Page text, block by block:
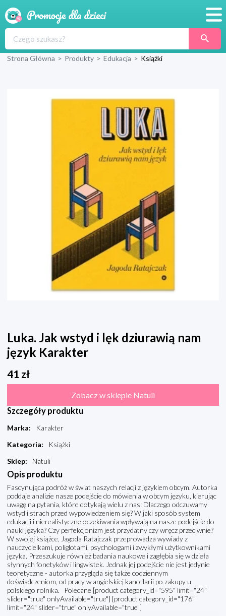
Produkty
Blog
Wyprawka
Strona Główna > Produkty > Edukacja > Książki
Luka. Jak wstyd i lęk dziurawią nam
język Karakter
41 zł
Zobacz w sklepie Natuli
Szczegóły produktu
Marka:
Karakter
Kategoria:
Książki
Sklep: Natuli
Opis produktu
Fascynująca podróż w świat naszych relacji z językiem obcym. Autorka
poddaje analizie nasze podejście do mówienia w obcym języku, kierując
uwagę na pytania, które dotykają wielu z nas: Dlaczego odczuwamy
wstyd i strach przed wypowiedzeniem się? W jaki sposób system
edukacji i nierealistyczne oczekiwania wpływają na nasze podejście do
nauki języka? Czy perfekcjonizm jest przydatny czy wręcz przeciwnie?
W swojej książce, Jagoda Ratajczak przeprowadza wywiady z
nauczycielkami, poliglotami, psychologami i zwykłymi użytkownikami
języka. Przeszukuje również badania naukowe i zagłębia się w dzieła
słynnych fonetyków i lingwistek. Jednak jej podejście nie jest jedynie
teoretyczne - autorka przygląda się także codziennym
doświadczeniom, od pracy w angielskiej kancelarii po zakupy u
polskiego rolnika. Polecane [product category_id="595" limit="24"
slider="true" onlyAvailable="true"] [product category_id="176"
limit="24" slider="true" onlyAvailable="true"]